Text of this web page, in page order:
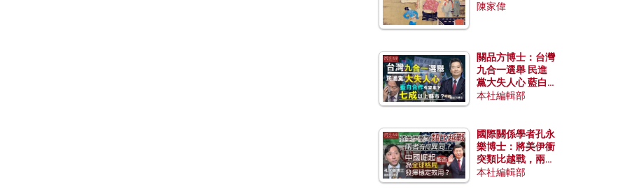
陳家偉
關品方博士：台灣
九合一選舉 民進
黨大失人心 藍白
合作有望拿下七成
本社編輯部
國際關係學者孔永
樂博士：將美伊衝
突類比越戰，兩者
有何異同？中國崛
本社編輯部